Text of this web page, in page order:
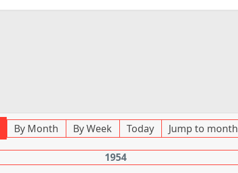
By Month By Week Today Jump to month
1954